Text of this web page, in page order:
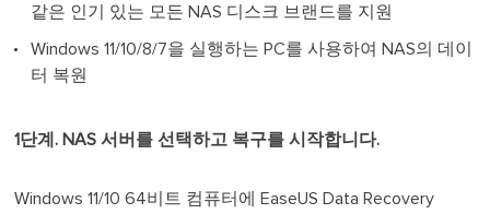
같은 인기 있는 모든 NAS 디스크 브랜드를 지원
Windows 11/10/8/7을 실행하는 PC를 사용하여 NAS의 데이
터 복원
1단계. NAS 서버를 선택하고 복구를 시작합니다.
Windows 11/10 64비트 컴퓨터에 EaseUS Data Recovery